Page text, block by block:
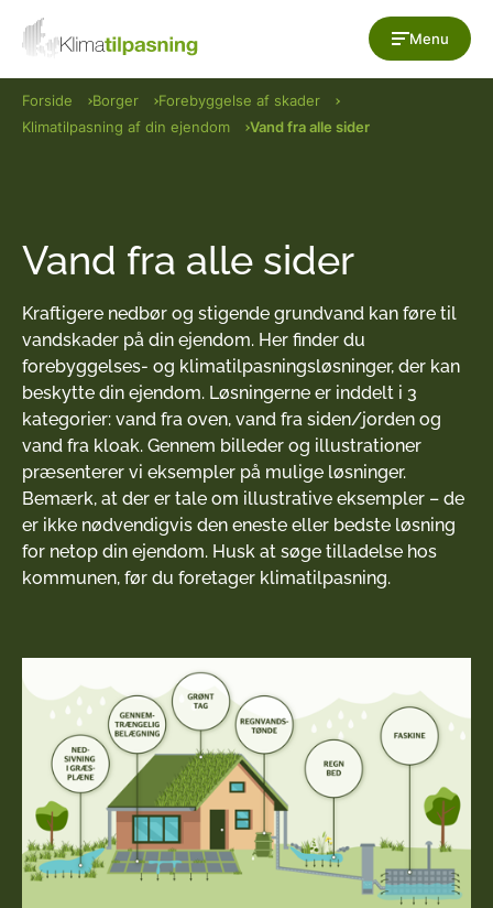
Menu
Forside Borger
Forebyggelse af skader
Klimatilpasning af din ejendom
Vand fra alle sider
Vand fra alle sider
Kraftigere nedbør og stigende grundvand kan føre til
vandskader på din ejendom. Her finder du
forebyggelses- og klimatilpasningsløsninger, der kan
beskytte din ejendom. Løsningerne er inddelt i 3
kategorier: vand fra oven, vand fra siden/jorden og
vand fra kloak. Gennem billeder og illustrationer
præsenterer vi eksempler på mulige løsninger.
Bemærk, at der er tale om illustrative eksempler – de
er ikke nødvendigvis den eneste eller bedste løsning
for netop din ejendom. Husk at søge tilladelse hos
kommunen, før du foretager klimatilpasning.